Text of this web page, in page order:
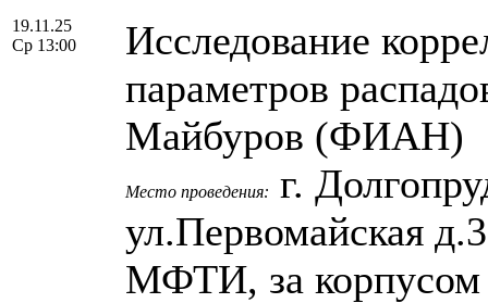
19.11.25
Ср 13:00
Исследование
параметров
Майбуров (ФИАН)
Место проведения:
г.
ул.Первомайская
МФТИ, за